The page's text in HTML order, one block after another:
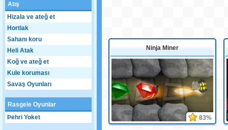
Atış
Hizala ve ateğ et
Hortlak
Sahanı koru
Heli Atak
Koğ ve ateğ et
Kule koruması
Savaş Oyunları
Rasgele Oyunlar
Þehri Yoket
Ninja Miner
83%